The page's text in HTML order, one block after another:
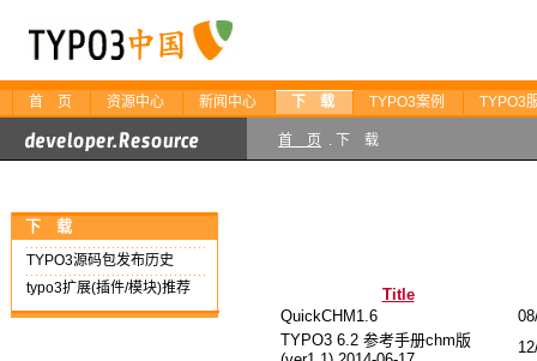
首 页 资源中心 新闻中心 下 载 TYPO3案例 TYPO3
首 页 . 下 载
下 载
TYPO3源码包发布历史
typo3扩展(插件/模块)推荐
Title
QuickCHM1.6
TYPO3 6.2 参考手册chm版